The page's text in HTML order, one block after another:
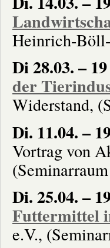
Heinrich-
Di 28.03. –
der
Widerstand,
Di. 11.04. –
Vortrag von
Di. 25.04. –
Futtermittel
e.V.,